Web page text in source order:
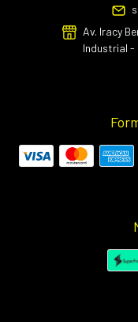
Av. Iracy
Industrial -